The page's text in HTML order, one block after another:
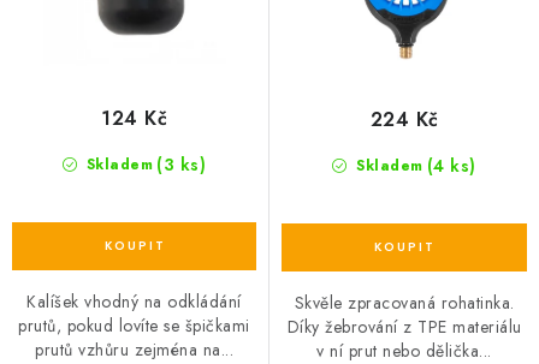
Skladem (3 ks)
124 Kč
Kalíšek vhodný na odkládání
prutů, pokud lovíte se špičkami
prutů vzhůru zejména na...
Skladem (4 ks)
224 Kč
Skvěle zpracovaná rohatinka.
Díky žebrování z TPE materiálu
v ní prut nebo dělička...